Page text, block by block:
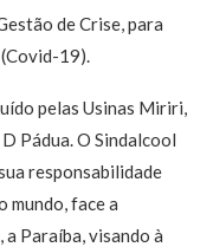
de Crise, para
19).
pelas Usinas Miriri,
Pádua. O Sindalcool
responsabilidade
mundo, face a
a Paraíba, visando à